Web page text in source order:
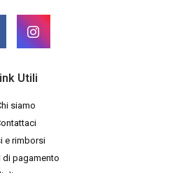
Utili
siamo
e rimborsi
di pagamento